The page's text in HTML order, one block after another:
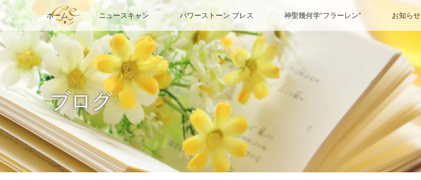
ホーム ニュースキャン パワーストーン ブレス 神聖幾何学“フラーレン” お知らせ
ブログ